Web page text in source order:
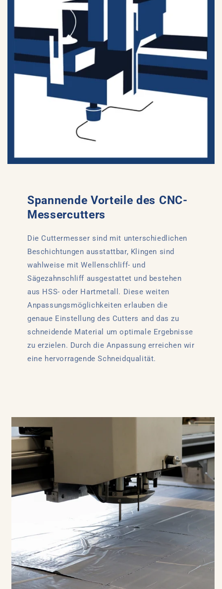
Spannende Vorteile des CNC-
Messercutters
Die Cuttermesser sind mit unterschiedlichen
Beschichtungen ausstattbar, Klingen sind
wahlweise mit Wellenschliff- und
Sägezahnschliff ausgestattet und bestehen
aus HSS- oder Hartmetall. Diese weiten
Anpassungsmöglichkeiten erlauben die
genaue Einstellung des Cutters and das zu
schneidende Material um optimale Ergebnisse
zu erzielen. Durch die Anpassung erreichen wir
eine hervorragende Schneidqualität.